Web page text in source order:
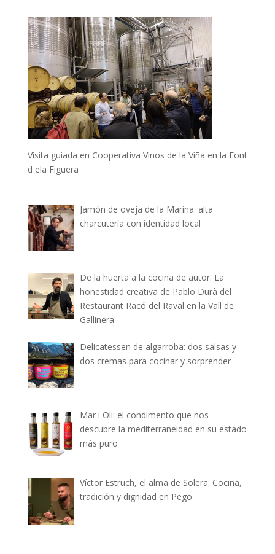
Visita guiada en Cooperativa Vinos de la Viña en la Font
d ela Figuera
Jamón de oveja de la Marina: alta
charcutería con identidad local
De la huerta a la cocina de autor: La
honestidad creativa de Pablo Durà del
Restaurant Racó del Raval en la Vall de
Gallinera
Delicatessen de algarroba: dos salsas y
dos cremas para cocinar y sorprender
Mar i Oli: el condimento que nos
descubre la mediterraneidad en su estado
más puro
Víctor Estruch, el alma de Solera: Cocina,
tradición y dignidad en Pego